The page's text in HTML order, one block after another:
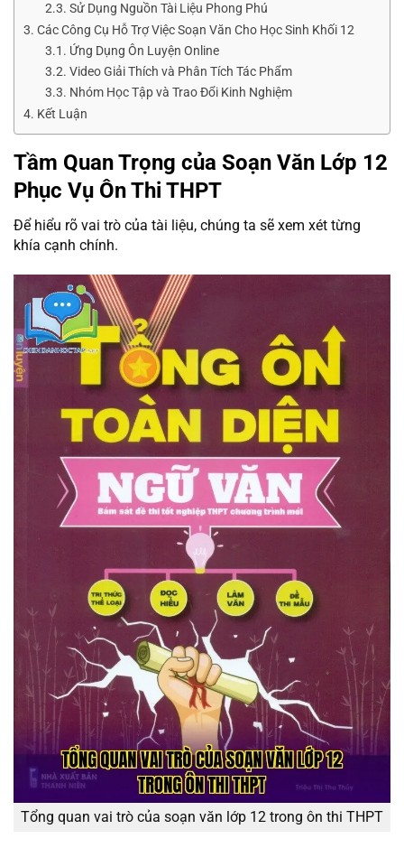
Sử Dụng Nguồn Tài Liệu Phong Phú
Các Công Cụ Hỗ Trợ Việc Soạn Văn Cho Học Sinh Khối 12
Ứng Dụng Ôn Luyện Online
Video Giải Thích và Phân Tích Tác Phẩm
Nhóm Học Tập và Trao Đổi Kinh Nghiệm
Kết Luận
Tầm Quan Trọng của Soạn Văn Lớp 12
Phục Vụ Ôn Thi THPT
Để hiểu rõ vai trò của tài liệu, chúng ta sẽ xem xét từng
khía cạnh chính.
Tổng quan vai trò của soạn văn lớp 12 trong ôn thi THPT